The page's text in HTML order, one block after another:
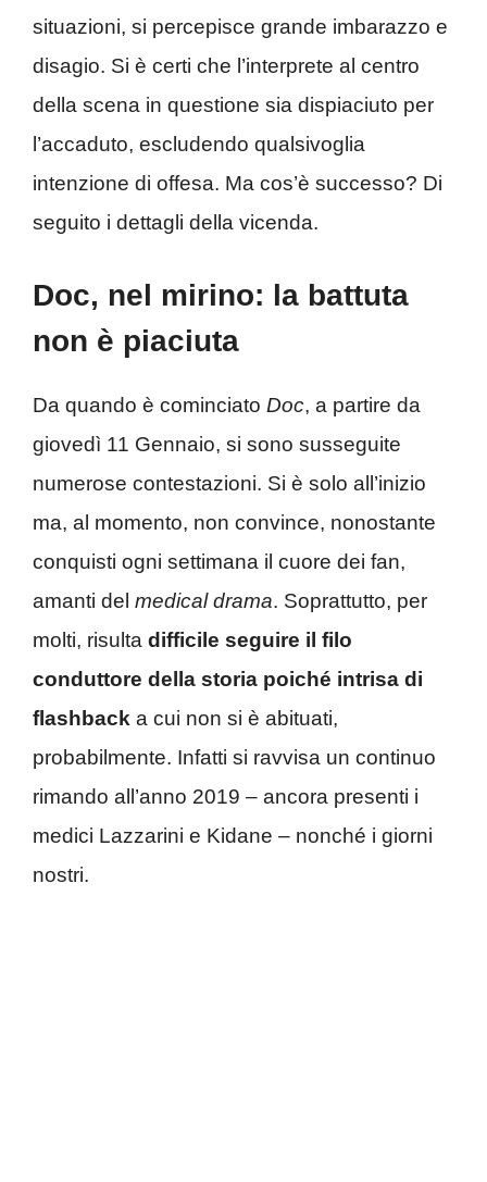
situazioni, si percepisce grande imbarazzo e
disagio. Si è certi che l’interprete al centro
della scena in questione sia dispiaciuto per
l’accaduto, escludendo qualsivoglia
intenzione di offesa. Ma cos’è successo? Di
seguito i dettagli della vicenda.
Doc, nel mirino: la battuta
non è piaciuta
Da quando è cominciato Doc, a partire da
giovedì 11 Gennaio, si sono susseguite
numerose contestazioni. Si è solo all’inizio
ma, al momento, non convince, nonostante
conquisti ogni settimana il cuore dei fan,
amanti del medical drama. Soprattutto, per
molti, risulta difficile seguire il filo
conduttore della storia poiché intrisa di
flashback a cui non si è abituati,
probabilmente. Infatti si ravvisa un continuo
rimando all’anno 2019 – ancora presenti i
medici Lazzarini e Kidane – nonché i giorni
nostri.